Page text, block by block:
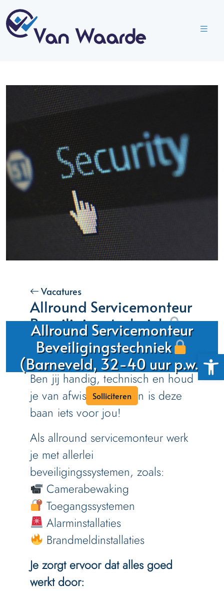
Allround Servicemonteur
Beveiligingstechniek
(Barneveld, 32-40 uur p.w.)
Solliciteren
Vacatures
Allround Servicemonteur
Beveiligingstechniek
(Barneveld, 32-40 uur
p.w.)
Ben jij handig, technisch en houd
je van afwisseling? Dan is deze
baan iets voor jou!
Als allround servicemonteur werk
je met allerlei
beveiligingssystemen, zoals:
Camerabewaking
Toegangssystemen
Alarminstallaties
Brandmeldinstallaties
Je zorgt ervoor dat alles goed
werkt door: